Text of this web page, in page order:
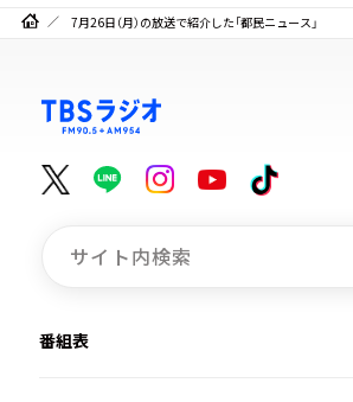
7月26日（月）の放送で紹介した「都民ニュース」
番組表